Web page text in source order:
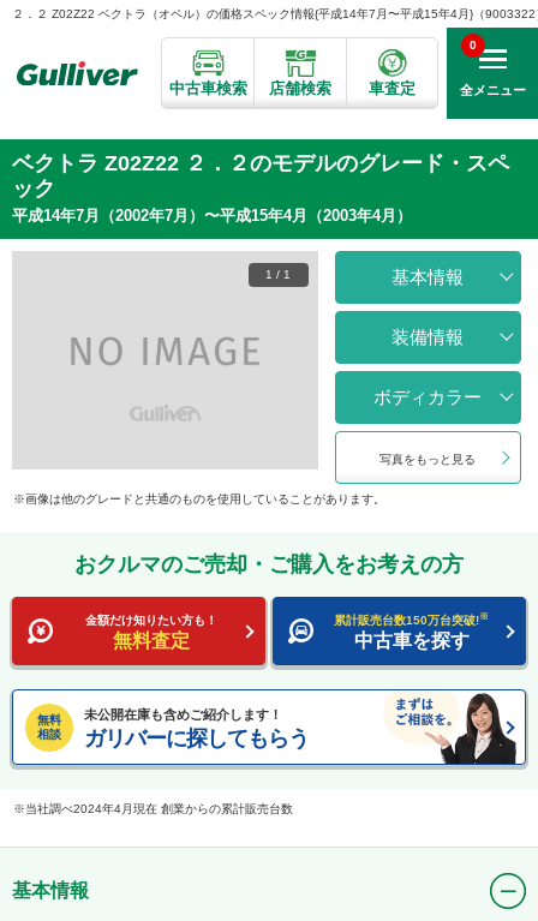
２．２ Z02Z22 ベクトラ（オペル）の価格スペック情報{平成14年7月〜平成15年4月}（9003322
中古車検索 店舗検索 車査定 全メニュー
0
ベクトラ Z02Z22 ２．２のモデルのグレード・スペ
ック
平成14年7月（2002年7月）〜平成15年4月（2003年4月）
1 / 1 基本情報
装備情報
ボディカラー
写真をもっと見る
画像は他のグレードと共通のものを使用していることがあります。
おクルマのご売却・ご購入をお考えの方
金額だけ知りたい方も！
無料査定
累計販売台数150万台突破!※
中古車を探す
無料
相談
未公開在庫も含めご紹介します！
ガリバーに探してもらう
当社調べ2024年4月現在 創業からの累計販売台数
基本情報